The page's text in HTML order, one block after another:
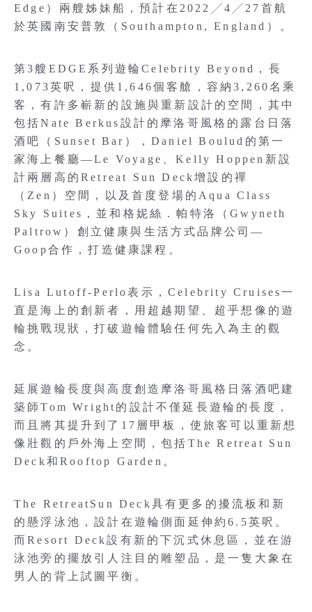
Edge）兩艘姊妹船，預計在2022╱4╱27首航
於英國南安普敦（Southampton, England）。
第3艘EDGE系列遊輪Celebrity Beyond，長
1,073英呎，提供1,646個客艙，容納3,260名乘
客，有許多嶄新的設施與重新設計的空間，其中
包括Nate Berkus設計的摩洛哥風格的露台日落
酒吧（Sunset Bar），Daniel Boulud的第一
家海上餐廳—Le Voyage、Kelly Hoppen新設
計兩層高的Retreat Sun Deck增設的禪
（Zen）空間，以及首度登場的Aqua Class
Sky Suites，並和格妮絲．帕特洛（Gwyneth
Paltrow）創立健康與生活方式品牌公司—
Goop合作，打造健康課程。
Lisa Lutoff-Perlo表示，Celebrity Cruises一
直是海上的創新者，用超越期望、超乎想像的遊
輪挑戰現狀，打破遊輪體驗任何先入為主的觀
念。
延展遊輪長度與高度創造摩洛哥風格日落酒吧建
築師Tom Wright的設計不僅延長遊輪的長度，
而且將其提升到了17層甲板，使旅客可以重新想
像壯觀的戶外海上空間，包括The Retreat Sun
Deck和Rooftop Garden。
The RetreatSun Deck具有更多的擾流板和新
的懸浮泳池，設計在遊輪側面延伸約6.5英呎。
而Resort Deck設有新的下沉式休息區，並在游
泳池旁的擺放引人注目的雕塑品，是一隻大象在
男人的背上試圖平衡。